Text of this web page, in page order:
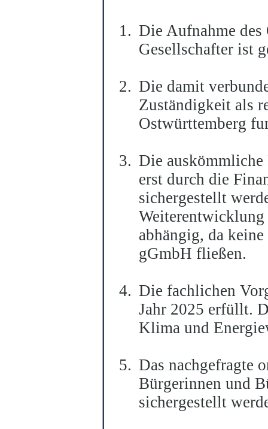
Die Aufnahme
Gesellschafter ist
Die damit
Zuständigkeit als
Ostwürttemberg
Die
erst durch die
sichergestellt
abhängig, da
gGmbH fließen.
Die fachlichen
Jahr 2025 erfüllt.
Klima und
Das nachgefragte
Bürgerinnen und
sichergestellt